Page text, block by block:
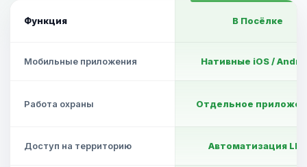
Функция В Посёлке
Мобильные приложения Нативные iOS /
Работа охраны Отдельное
Доступ на территорию Автоматизация LPR